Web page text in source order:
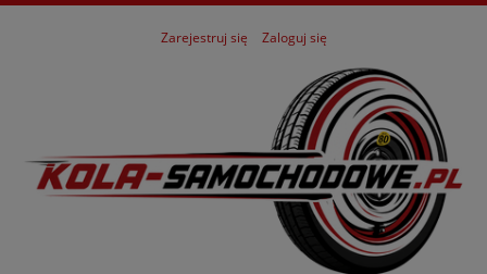
Zarejestruj się Zaloguj się